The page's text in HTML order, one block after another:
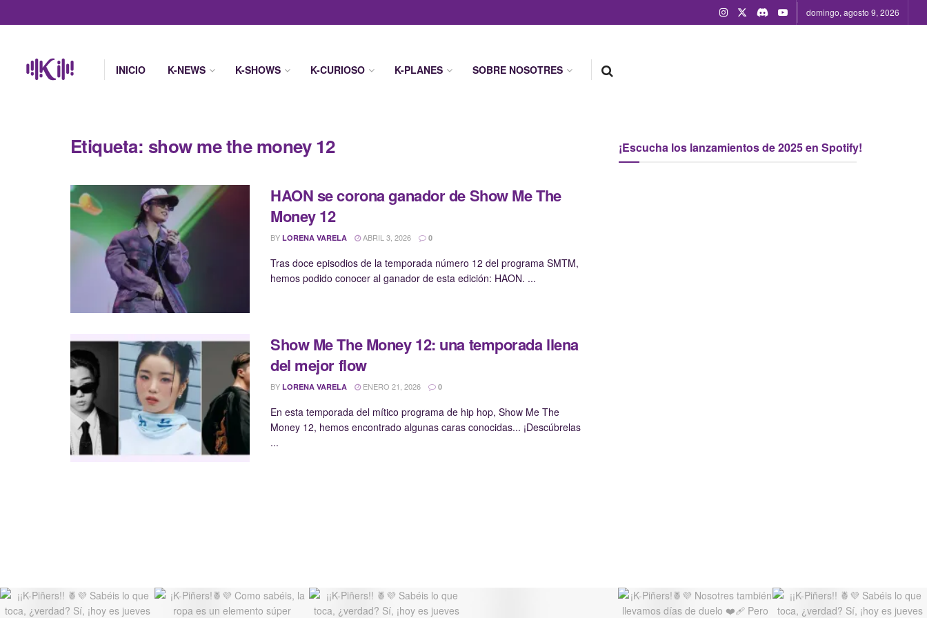
domingo, agosto 9, 2026
INICIO K-NEWS K-SHOWS K-CURIOSO K-PLANES SOBRE NOSOTRES
Etiqueta: show me the money 12
HAON se corona ganador de Show Me The
Money 12
BY LORENA VARELA ABRIL 3, 2026 0
Tras doce episodios de la temporada número 12 del programa SMTM,
hemos podido conocer al ganador de esta edición: HAON. ...
Show Me The Money 12: una temporada llena
del mejor flow
BY LORENA VARELA ENERO 21, 2026 0
En esta temporada del mítico programa de hip hop, Show Me The
Money 12, hemos encontrado algunas caras conocidas... ¡Descúbrelas
...
¡Escucha los lanzamientos de 2025 en Spotify!